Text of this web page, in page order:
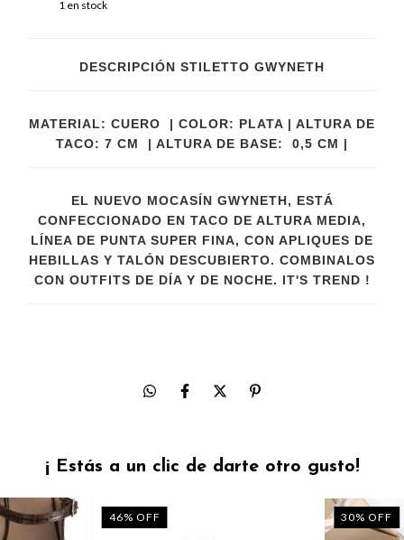
1 en stock
DESCRIPCIÓN STILETTO GWYNETH
MATERIAL: CUERO | COLOR: PLATA | ALTURA DE
TACO: 7 CM | ALTURA DE BASE: 0,5 CM |
EL NUEVO MOCASÍN GWYNETH, ESTÁ
CONFECCIONADO EN TACO DE ALTURA MEDIA,
LÍNEA DE PUNTA SUPER FINA, CON APLIQUES DE
HEBILLAS Y TALÓN DESCUBIERTO. COMBINALOS
CON OUTFITS DE DÍA Y DE NOCHE. IT'S TREND !
¡ Estás a un clic de darte otro gusto!
46% OFF 30%OFF